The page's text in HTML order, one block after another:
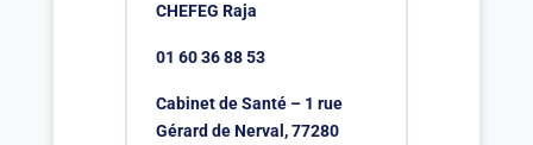
CHEFEG Raja
01 60 36 88 53
Cabinet de Santé – 1 rue
Gérard de Nerval, 77280